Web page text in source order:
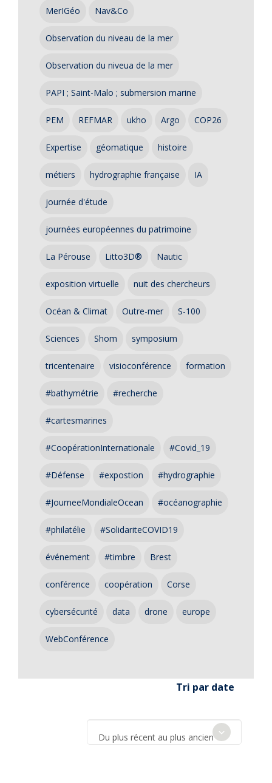
MerIGéo Nav&Co
Observation du niveau de la mer
Observation du niveua de la mer
PAPI ; Saint-Malo ; submersion marine
PEM REFMAR ukho Argo COP26
Expertise géomatique histoire
métiers hydrographie française IA
journée d'étude
journées européennes du patrimoine
La Pérouse Litto3D® Nautic
exposition virtuelle nuit des chercheurs
Océan & Climat Outre-mer S-100
Sciences Shom symposium
tricentenaire visioconférence formation
#bathymétrie #recherche
#cartesmarines
#CoopérationInternationale #Covid_19
#Défense #expostion #hydrographie
#JourneeMondialeOcean #océanographie
#philatélie #SolidariteCOVID19
événement #timbre Brest
conférence coopération Corse
cybersécurité data drone europe
WebConférence
Tri par date
Du plus récent au plus ancien